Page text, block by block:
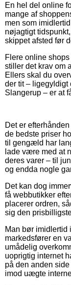
En hel del online
mange af
men som
nøjagtigt
skippet afsted før
Flere online
stiller det krav om
Ellers skal du
der tit – ligegyldigt
Slangerup – er at
Det er
de bedste priser
til gengæld har
lade være med at
deres varer – til
og endda nogle
Det kan dog
få webbutikker
placerer ordren,
sig den
Man bør imidlertid
markedsfører en
umådelig
uoprigtig internet
på den anden
imod uægte